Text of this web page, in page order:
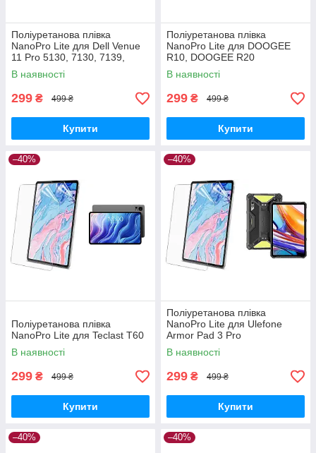
Поліуретанова плівка
NanoPro Lite для Dell Venue
11 Pro 5130, 7130, 7139,
7140, 7145
В наявності
299 ₴ 499 ₴
Купити
Поліуретанова плівка
NanoPro Lite для DOOGEE
R10, DOOGEE R20
В наявності
299 ₴ 499 ₴
Купити
–40%
Поліуретанова плівка
NanoPro Lite для Teclast T60
В наявності
299 ₴ 499 ₴
Купити
–40%
Поліуретанова плівка
NanoPro Lite для Ulefone
Armor Pad 3 Pro
В наявності
299 ₴ 499 ₴
Купити
–40% –40%